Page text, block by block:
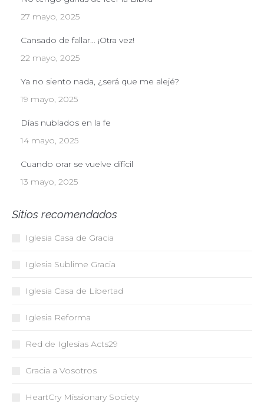
27 mayo, 2025
Cansado de fallar… ¡Otra vez!
22 mayo, 2025
Ya no siento nada, ¿será que me alejé?
19 mayo, 2025
Días nublados en la fe
14 mayo, 2025
Cuando orar se vuelve difícil
13 mayo, 2025
Sitios recomendados
Iglesia Casa de Gracia
Iglesia Sublime Gracia
Iglesia Casa de Libertad
Iglesia Reforma
Red de Iglesias Acts29
Gracia a Vosotros
HeartCry Missionary Society